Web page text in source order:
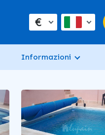
€
Informazioni